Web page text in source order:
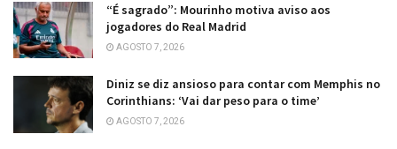
“É sagrado”: Mourinho motiva aviso aos
jogadores do Real Madrid
AGOSTO 7, 2026
Diniz se diz ansioso para contar com Memphis no
Corinthians: ‘Vai dar peso para o time’
AGOSTO 7, 2026